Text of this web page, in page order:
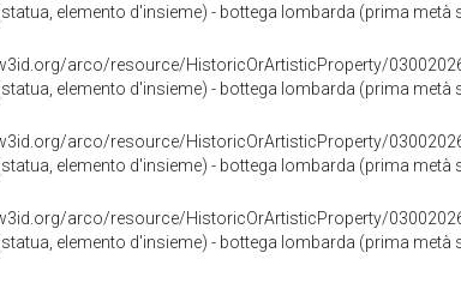
elemento d'insieme) - bottega lombarda (prima metà
arco/resource/HistoricOrArtisticProperty/
elemento d'insieme) - bottega lombarda (prima metà
arco/resource/HistoricOrArtisticProperty/
elemento d'insieme) - bottega lombarda (prima metà
arco/resource/HistoricOrArtisticProperty/
elemento d'insieme) - bottega lombarda (prima metà